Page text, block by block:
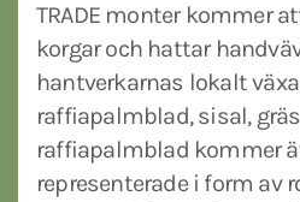
TRADE monter kommer
korgar och hattar
hantverkarnas lokalt
raffiapalmblad, sisal,
raffiapalmblad kommer
representerade i form av